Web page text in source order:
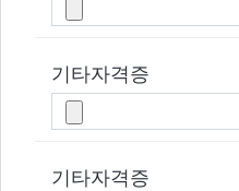
기타자격증
기타자격증